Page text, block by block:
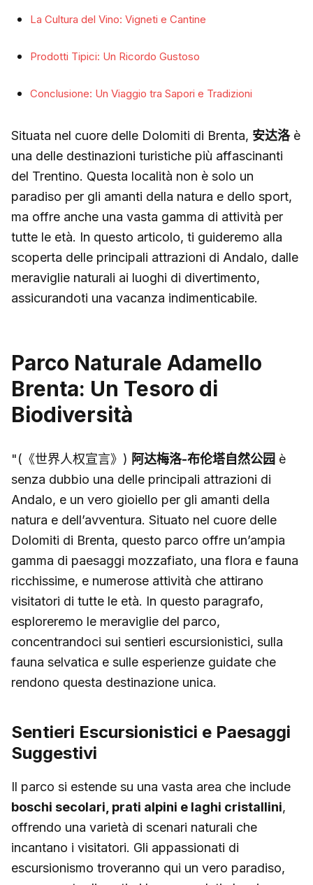
La Cultura del Vino: Vigneti e Cantine
Prodotti Tipici: Un Ricordo Gustoso
Conclusione: Un Viaggio tra Sapori e Tradizioni
Situata nel cuore delle Dolomiti di Brenta, 安达洛è
una delle destinazioni turistiche più affascinanti
del Trentino. Questa località non è solo un
paradiso per gli amanti della natura e dello sport,
ma offre anche una vasta gamma di attività per
tutte le età. In questo articolo, ti guideremo alla
scoperta delle principali attrazioni di Andalo, dalle
meraviglie naturali ai luoghi di divertimento,
assicurandoti una vacanza indimenticabile.
Parco Naturale Adamello
Brenta: Un Tesoro di
Biodiversità
"(《世界人权宣言》) 阿达梅洛-布伦塔自然公园 è
senza dubbio una delle principali attrazioni di
Andalo, e un vero gioiello per gli amanti della
natura e dell’avventura. Situato nel cuore delle
Dolomiti di Brenta, questo parco offre un’ampia
gamma di paesaggi mozzafiato, una flora e fauna
ricchissime, e numerose attività che attirano
visitatori di tutte le età. In questo paragrafo,
esploreremo le meraviglie del parco,
concentrandoci sui sentieri escursionistici, sulla
fauna selvatica e sulle esperienze guidate che
rendono questa destinazione unica.
Sentieri Escursionistici e Paesaggi
Suggestivi
Il parco si estende su una vasta area che include
boschi secolari, prati alpini e laghi cristallini,
offrendo una varietà di scenari naturali che
incantano i visitatori. Gli appassionati di
escursionismo troveranno qui un vero paradiso,